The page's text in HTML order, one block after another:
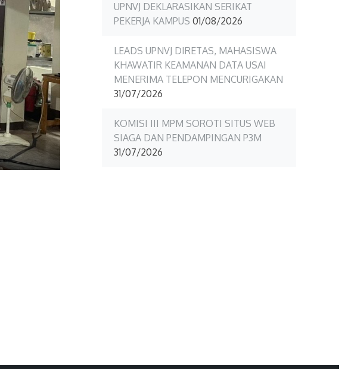
UPNVJ DEKLARASIKAN SERIKAT
PEKERJA KAMPUS 01/08/2026
LEADS UPNVJ DIRETAS, MAHASISWA
KHAWATIR KEAMANAN DATA USAI
MENERIMA TELEPON MENCURIGAKAN
31/07/2026
KOMISI III MPM SOROTI SITUS WEB
SIAGA DAN PENDAMPINGAN P3M
31/07/2026